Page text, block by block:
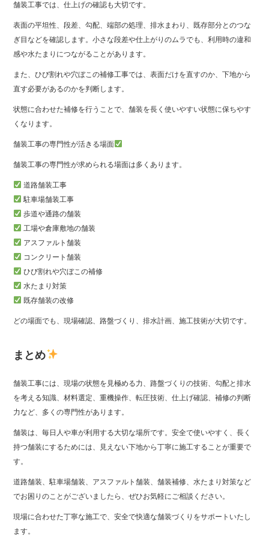
舗装工事では、仕上げの確認も大切です。
表面の平坦性、段差、勾配、端部の処理、排水まわり、既存部分とのつな
ぎ目などを確認します。小さな段差や仕上がりのムラでも、利用時の違和
感や水たまりにつながることがあります。
また、ひび割れや穴ぼこの補修工事では、表面だけを直すのか、下地から
直す必要があるのかを判断します。
状態に合わせた補修を行うことで、舗装を長く使いやすい状態に保ちやす
くなります。
舗装工事の専門性が活きる場面
舗装工事の専門性が求められる場面は多くあります。
道路舗装工事
駐車場舗装工事
歩道や通路の舗装
工場や倉庫敷地の舗装
アスファルト舗装
コンクリート舗装
ひび割れや穴ぼこの補修
水たまり対策
既存舗装の改修
どの場面でも、現場確認、路盤づくり、排水計画、施工技術が大切です。
まとめ
舗装工事には、現場の状態を見極める力、路盤づくりの技術、勾配と排水
を考える知識、材料選定、重機操作、転圧技術、仕上げ確認、補修の判断
力など、多くの専門性があります。
舗装は、毎日人や車が利用する大切な場所です。安全で使いやすく、長く
持つ舗装にするためには、見えない下地から丁寧に施工することが重要で
す。
道路舗装、駐車場舗装、アスファルト舗装、舗装補修、水たまり対策など
でお困りのことがございましたら、ぜひお気軽にご相談ください。
現場に合わせた丁寧な施工で、安全で快適な舗装づくりをサポートいたし
ます。